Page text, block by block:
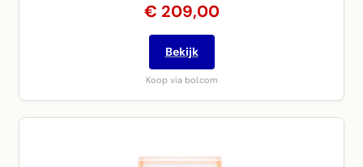
€ 209,00
Bekijk
Koop via bol.com